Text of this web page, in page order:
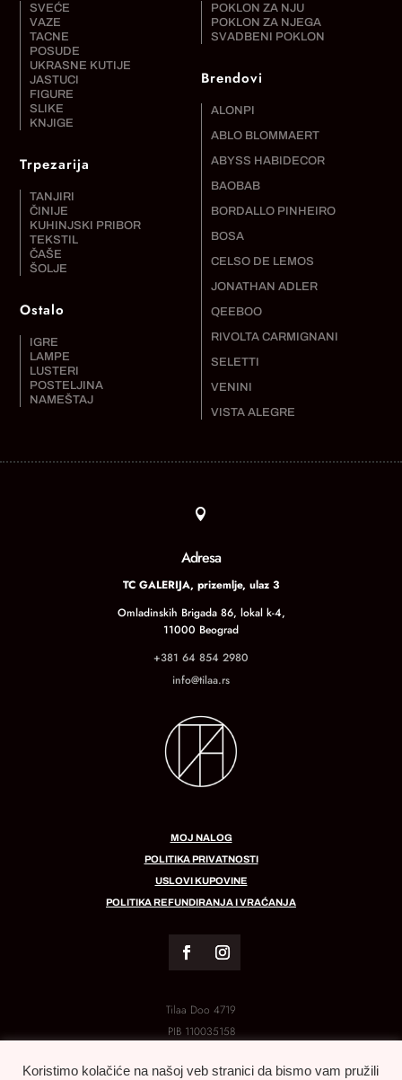
SVEĆE
VAZE
TACNE
POSUDE
UKRASNE KUTIJE
JASTUCI
FIGURE
SLIKE
KNJIGE
Trpezarija
TANJIRI
ČINIJE
KUHINJSKI PRIBOR
TEKSTIL
ČAŠE
ŠOLJE
Ostalo
IGRE
LAMPE
LUSTERI
POSTELJINA
NAMEŠTAJ
POKLON ZA NJU
POKLON ZA NJEGA
SVADBENI POKLON
Brendovi
ALONPI
ABLO BLOMMAERT
ABYSS HABIDECOR
BAOBAB
BORDALLO PINHEIRO
BOSA
CELSO DE LEMOS
JONATHAN ADLER
QEEBOO
RIVOLTA CARMIGNANI
SELETTI
VENINI
VISTA ALEGRE

Adresa
TC GALERIJA, prizemlje, ulaz 3
Omladinskih Brigada 86, lokal k-4,
11000 Beograd
+381 64 854 2980
info@tilaa.rs
MOJ NALOG
POLITIKA PRIVATNOSTI
USLOVI KUPOVINE
POLITIKA REFUNDIRANJA I VRAĆANJA
Tilaa Doo 4719
PIB 110035158
Koristimo kolačiće na našoj veb stranici da bismo vam pružili